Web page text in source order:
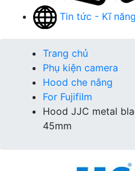
Tin tức - Kĩ
Trang chủ
Phụ kiện camera
Hood che nắng
For Fujifilm
Hood JJC metal
45mm